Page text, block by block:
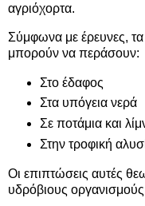
αγριόχορτα.
Σύμφωνα με έρευνες,
μπορούν να περάσουν:
Στο έδαφος
Στα υπόγεια νερά
Σε ποτάμια και
Στην τροφική
Οι επιπτώσεις αυτές
υδρόβιους οργανισμούς